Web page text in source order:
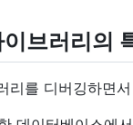
브러리의
리를 디버깅하면